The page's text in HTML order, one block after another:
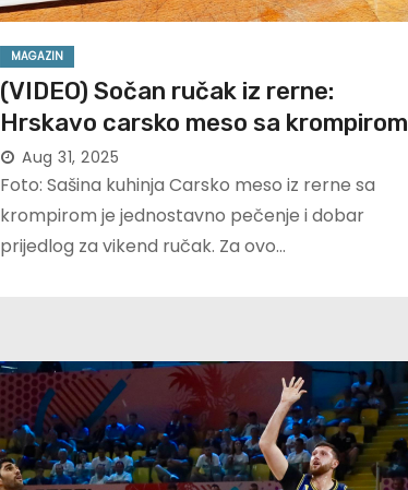
MAGAZIN
(VIDEO) Sočan ručak iz rerne:
Hrskavo carsko meso sa krompirom
Aug 31, 2025
Foto: Sašina kuhinja Carsko meso iz rerne sa
krompirom je jednostavno pečenje i dobar
prijedlog za vikend ručak. Za ovo…